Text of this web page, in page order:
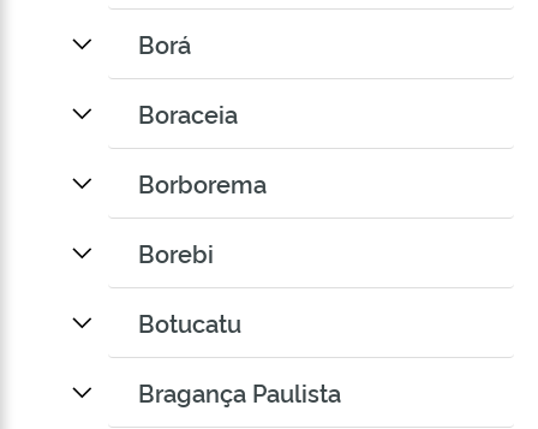
Borá
Boraceia
Borborema
Borebi
Botucatu
Bragança Paulista